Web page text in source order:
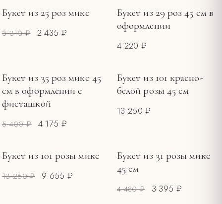
РАСПРОДАЖА
Букет из 25 роз микс
3 310 ₽ 2 435 ₽
Букет из 29 роз 45 см в
оформлении
4 220 ₽
РАСПРОДАЖА
Букет из 35 роз микс 45
см в оформлении с
фисташкой
5 400 ₽ 4 175 ₽
Букет из 101 красно-
белой розы 45 см
13 250 ₽
РАСПРОДАЖА
Букет из 101 розы микс
13 250 ₽ 9 655 ₽
РАСПРОДАЖА
Букет из 31 розы микс
45 см
4 480 ₽ 3 395 ₽